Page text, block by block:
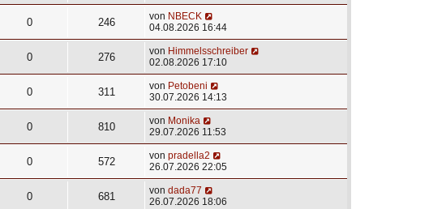
0 246 von NBECK
04.08.2026 16:44
0 276 von Himmelsschreiber
02.08.2026 17:10
0 311 von Petobeni
30.07.2026 14:13
0 810 von Monika
29.07.2026 11:53
0 572 von pradella2
26.07.2026 22:05
0 681 von dada77
26.07.2026 18:06